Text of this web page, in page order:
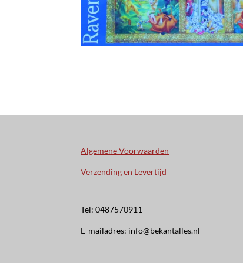
Algemene Voorwaarden
Verzending en Levertijd
Tel: 0487570911
E-mailadres: info@bekantalles.nl